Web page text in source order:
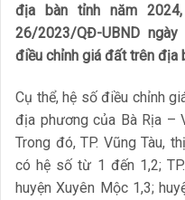
địa bàn tỉnh năm
26/2023/QĐ-UBND
điều chỉnh giá đất trên địa
Cụ thể, hệ số điều chỉnh
địa phương của Bà Rịa –
Trong đó, TP. Vũng Tàu,
có hệ số từ 1 đến 1,2;
huyện Xuyên Mộc 1,3;